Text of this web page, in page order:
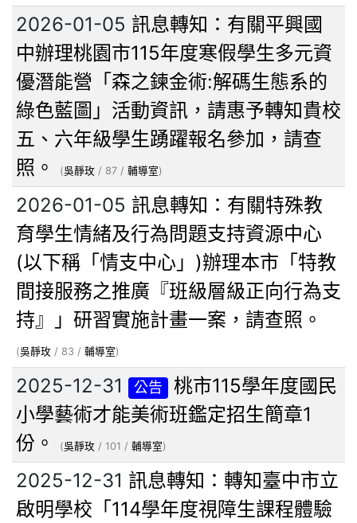
2026-01-05 訊息轉知：有關平興國
中辦理桃園市115年度寒假學生多元資
優潛能營「森之鍊金術:解碼生態系的
綠色藍圖」活動資訊，請惠予轉知貴校
五、六年級學生踴躍報名參加，請查
照。
(吳靜玫 / 87 / 輔導室)
2026-01-05 訊息轉知：有關特殊教
育學生情緒及行為問題支持資源中心
(以下稱「情支中心」)辦理本市「特教
間接服務之推廣『班級層級正向行為支
持』」研習實施計畫一案，請查照。
(吳靜玫 / 83 / 輔導室)
2025-12-31 公告
桃市115學年度國民
小學藝術才能美術班鑑定招生簡章1
份。
(吳靜玫 / 101 / 輔導室)
2025-12-31 訊息轉知：轉知臺中市立
啟明學校「114學年度視障生課程體驗